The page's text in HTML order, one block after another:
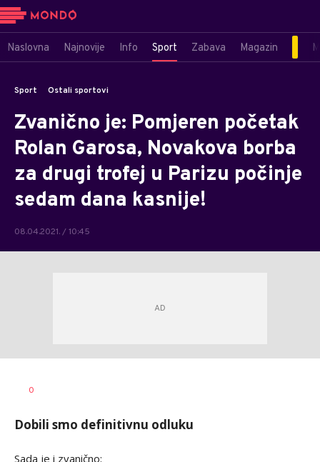
Naslovna Najnovije Info Sport Zabava Magazin
Sport Ostali sportovi
Zvanično je: Pomjeren početak
Rolan Garosa, Novakova borba
za drugi trofej u Parizu počinje
sedam dana kasnije!
08.04.2021. / 10:45
AUTOR
0
Dobili smo definitivnu odluku
Sada je i zvanično: